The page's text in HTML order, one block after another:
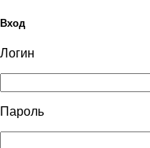
Вход
Логин
Пароль